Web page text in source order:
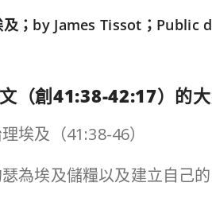
及；by James Tissot；Public
（創41:38-42:17）的
埃及（41:38-46）
為埃及儲糧以及建立自己的